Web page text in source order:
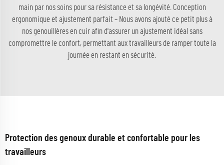
main par nos soins pour sa résistance et sa longévité. Conception
ergonomique et ajustement parfait – Nous avons ajouté ce petit plus à
nos genouillères en cuir afin d'assurer un ajustement idéal sans
compromettre le confort, permettant aux travailleurs de ramper toute la
journée en restant en sécurité.
Protection des genoux durable et confortable pour les
travailleurs